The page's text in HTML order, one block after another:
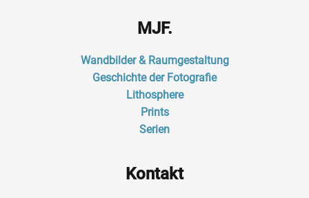
MJF.
Wandbilder & Raumgestaltung
Geschichte der Fotografie
Lithosphere
Prints
Serien
Kontakt